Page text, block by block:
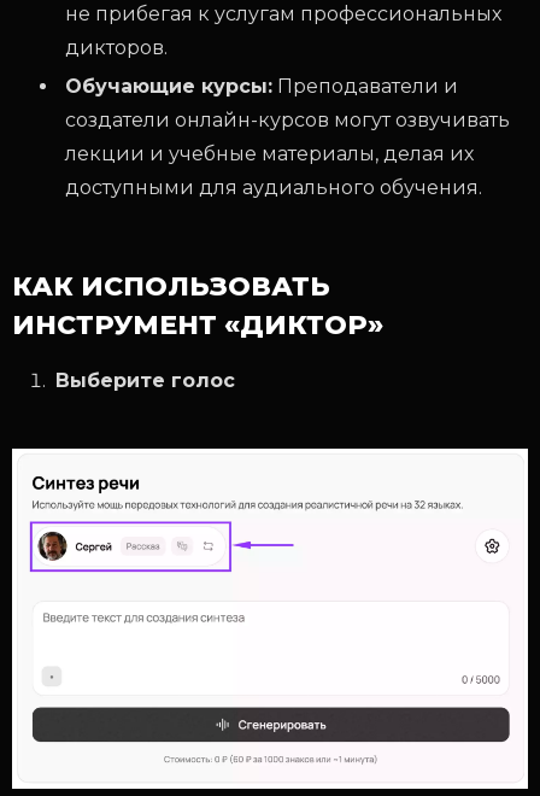
не прибегая к услугам профессиональных
дикторов.
Обучающие курсы: Преподаватели и
создатели онлайн-курсов могут озвучивать
лекции и учебные материалы, делая их
доступными для аудиального обучения.
КАК ИСПОЛЬЗОВАТЬ
ИНСТРУМЕНТ «ДИКТОР»
Выберите голос